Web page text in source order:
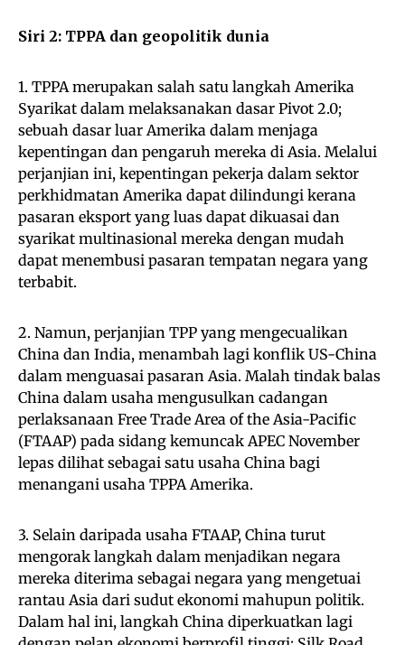
Siri 2: TPPA dan geopolitik dunia
1. TPPA merupakan salah satu langkah Amerika
Syarikat dalam melaksanakan dasar Pivot 2.0;
sebuah dasar luar Amerika dalam menjaga
kepentingan dan pengaruh mereka di Asia. Melalui
perjanjian ini, kepentingan pekerja dalam sektor
perkhidmatan Amerika dapat dilindungi kerana
pasaran eksport yang luas dapat dikuasai dan
syarikat multinasional mereka dengan mudah
dapat menembusi pasaran tempatan negara yang
terbabit.
2. Namun, perjanjian TPP yang mengecualikan
China dan India, menambah lagi konflik US-China
dalam menguasai pasaran Asia. Malah tindak balas
China dalam usaha mengusulkan cadangan
perlaksanaan Free Trade Area of the Asia-Pacific
(FTAAP) pada sidang kemuncak APEC November
lepas dilihat sebagai satu usaha China bagi
menangani usaha TPPA Amerika.
3. Selain daripada usaha FTAAP, China turut
mengorak langkah dalam menjadikan negara
mereka diterima sebagai negara yang mengetuai
rantau Asia dari sudut ekonomi mahupun politik.
Dalam hal ini, langkah China diperkuatkan lagi